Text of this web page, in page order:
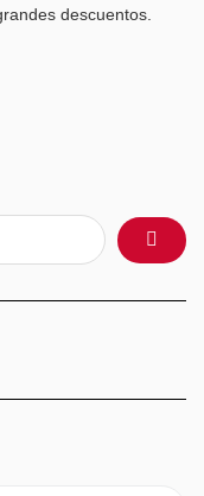
descuentos.